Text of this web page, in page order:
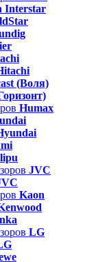
Interstar
(Воля)
Humax
JVC
Kaon
LG